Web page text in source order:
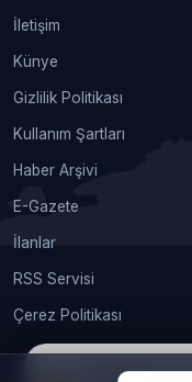
İletişim
Künye
Gizlilik Politikası
Kullanım Şartları
Haber Arşivi
E-Gazete
İlanlar
RSS Servisi
Çerez Politikası
Sitemizde